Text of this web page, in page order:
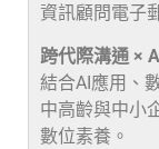
資訊顧問電子
跨代際溝通 ×
結合AI應用、
中高齡與中小
數位素養。